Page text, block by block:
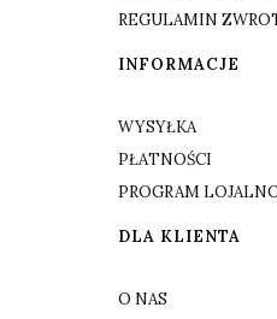
REGULAMIN
INFORMACJE
WYSYŁKA
PŁATNOŚCI
PROGRAM
DLA KLIENTA
O NAS